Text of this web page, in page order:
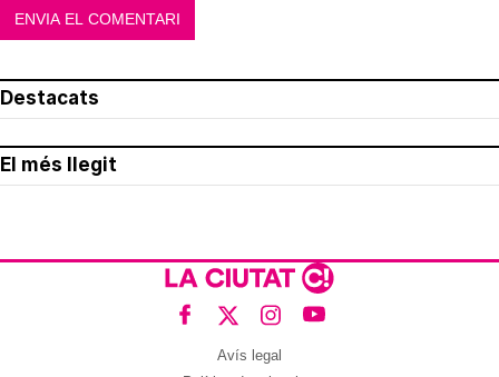
Destacats
El més llegit
Avís legal